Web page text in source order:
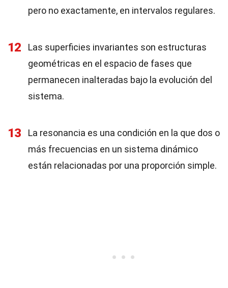
pero no exactamente, en intervalos regulares.
12
Las superficies invariantes son estructuras
geométricas en el espacio de fases que
permanecen inalteradas bajo la evolución del
sistema.
13
La resonancia es una condición en la que dos o
más frecuencias en un sistema dinámico
están relacionadas por una proporción simple.